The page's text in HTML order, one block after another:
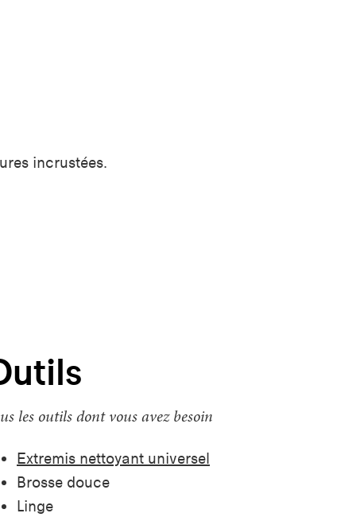
incrustées.
les outils dont vous avez besoin
Extremis nettoyant universel
Brosse douce
Linge